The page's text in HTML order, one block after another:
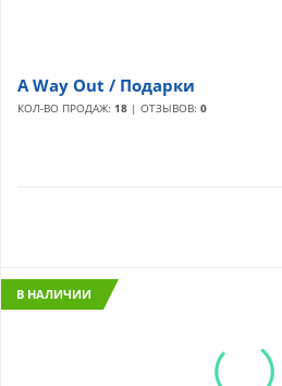
A Way Out / Подарки
КОЛ-ВО ПРОДАЖ: 18 | ОТЗЫВОВ: 0
В НАЛИЧИИ